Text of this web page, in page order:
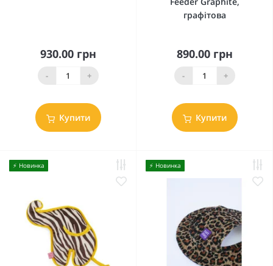
930.00 грн
- +
Купити
графітова
890.00 грн
- +
Купити
⚡️ Новинка ⚡️ Новинка